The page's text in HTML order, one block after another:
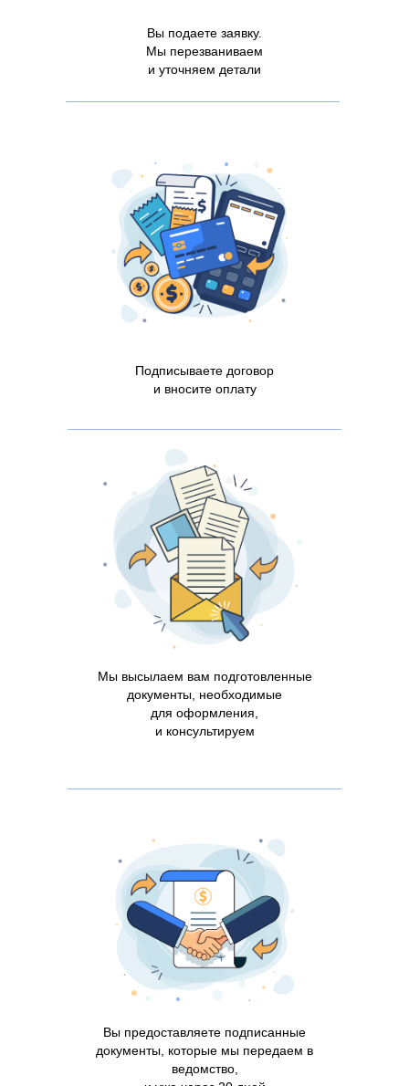
Вы подаете заявку.
Мы перезваниваем
и уточняем детали
Подписываете договор
и вносите оплату
Мы высылаем вам подготовленные
документы, необходимые
для оформления,
и консультируем
Вы предоставляете подписанные
документы, которые мы передаем в
ведомство,